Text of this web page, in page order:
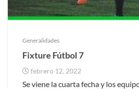
Generalidades
Fixture Fútbol 7
febrero 12, 2022
Se viene la cuarta fecha y los